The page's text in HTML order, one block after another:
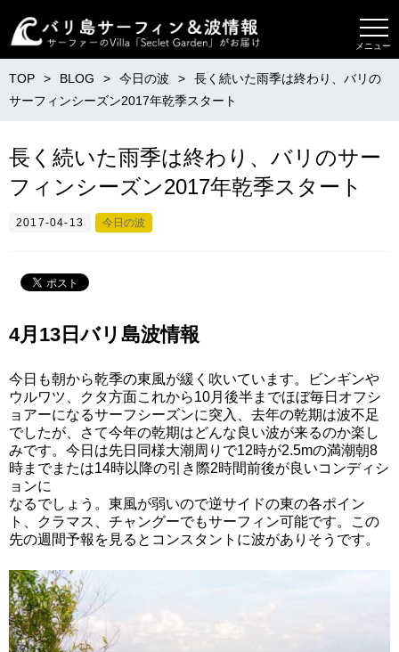
メニュー
TOP BLOG 今日の波
長く続いた雨季は終わり、バリの
サーフィンシーズン2017年乾季スタート
長く続いた雨季は終わり、バリのサー
フィンシーズン2017年乾季スタート
2017-04-13 今日の波
4月13日バリ島波情報
今日も朝から乾季の東風が緩く吹いています。ビンギンや
ウルワツ、クタ方面これから10月後半までほぼ毎日オフシ
ョアーになるサーフシーズンに突入、去年の乾期は波不足
でしたが、さて今年の乾期はどんな良い波が来るのか楽し
みです。今日は先日同様大潮周りで12時が2.5mの満潮朝8
時までまたは14時以降の引き際2時間前後が良いコンディシ
ョンに
なるでしょう。東風が弱いので逆サイドの東の各ポイン
ト、クラマス、チャングーでもサーフィン可能です。この
先の週間予報を見るとコンスタントに波がありそうです。